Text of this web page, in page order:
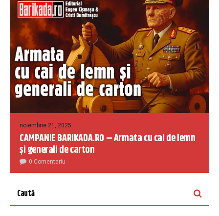
noiembrie 21, 2025
CAMPANIE BARIKADA.RO – Armata cu cai de lemn
și generali de carton
0 Comentariu